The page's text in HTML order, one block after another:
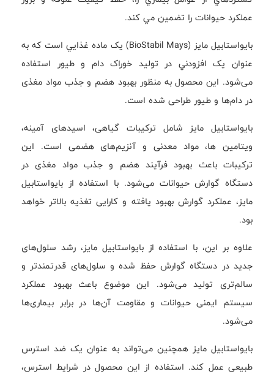
عملكرد حيوانات را تضمين مي كند.
بايواستابيل مايز (BioStabil Mays) يک ماده غذايي است که به
عنوان يک افزودني در توليد خوراک دام و طيور استفاده
می‌شود. این محصول به منظور بهبود هضم و جذب مواد مغذی
در دام‌ها و طیور طراحی شده است.
بايواستابيل مايز شامل ترکیبات گیاهی، اسیدهای آمینه،
ویتامین ها، مواد معدنی و آنزیم‌های هضمی است. این
ترکیبات باعث بهبود فرآیند هضم و جذب مواد مغذی در
دستگاه گوارش حیوانات می‌شود. با استفاده از بايواستابيل
مايز، عملکرد گوارش بهبود یافته و کارایی تغذیه بالاتر خواهد
بود.
علاوه بر این، با استفاده از بايواستابيل مايز، رشد سلول‌های
جدید در دستگاه گوارش حفظ شده و سلول‌های قدرتمندتر و
سالم‌تری تولید می‌شود. این موضوع باعث بهبود عملکرد
سیستم ایمنی حیوانات و مقاومت آن‌ها در برابر بیماری‌ها
می‌شود.
بايواستابيل مايز همچنین می‌تواند به عنوان یک ضد استرس
طبیعی عمل کند. استفاده از این محصول در شرایط استرس،